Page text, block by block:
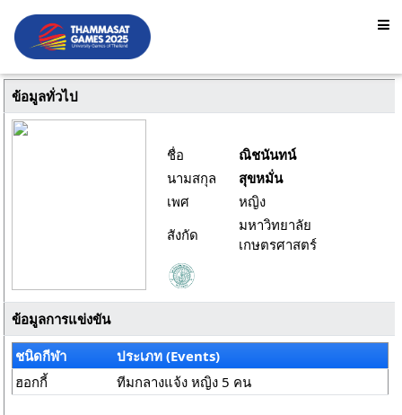
ข้อมูลทั่วไป
ชื่อ
ณิชนันทน์
นามสกุล
สุขหมั่น
เพศ
หญิง
สังกัด
มหาวิทยาลัย
เกษตรศาสตร์
ข้อมูลการแข่งขัน
ชนิดกีฬา
ประเภท (Events)
ฮอกกี้
ทีมกลางแจ้ง หญิง 5 คน